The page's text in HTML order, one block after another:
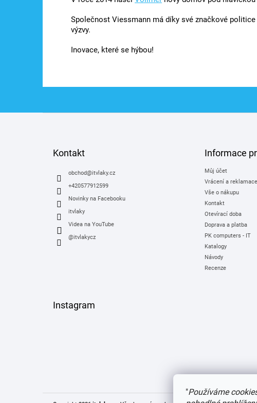
"Používáme
Společnost Viessmann má díky své značkové
výzvy.
Inovace, které se hýbou!
Kontakt
obchod@itvlaky.cz
+420577912599
Novinky na Facebooku
itvlaky
Videa na YouTube
@itvlakycz
Informace
Můj účet
Vrácení a reklamace
Vše o nákupu
Kontakt
Otevírací doba
Doprava a platba
PK computers - IT
Katalogy
Návody
Recenze
Instagram